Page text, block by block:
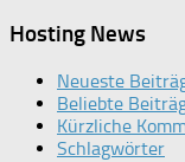
Hosting News
Neueste
Beliebte
Kürzliche
Schlagwörter